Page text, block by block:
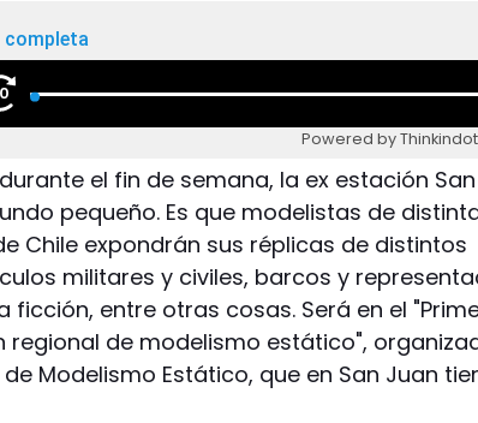
completa
Powered by
el fin de semana, la ex estación
pequeño. Es que modelistas de
Chile expondrán sus réplicas de distintos
militares y civiles, barcos y
ficción, entre otras cosas. Será en el
regional de modelismo estático",
Modelismo Estático, que en San Juan